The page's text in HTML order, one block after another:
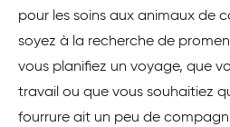
pour les soins aux animaux de
soyez à la recherche de
vous planifiez un voyage, que
travail ou que vous souhaitiez
fourrure ait un peu de